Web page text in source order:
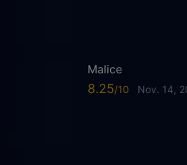
Malice
8.25 Nov. 14,